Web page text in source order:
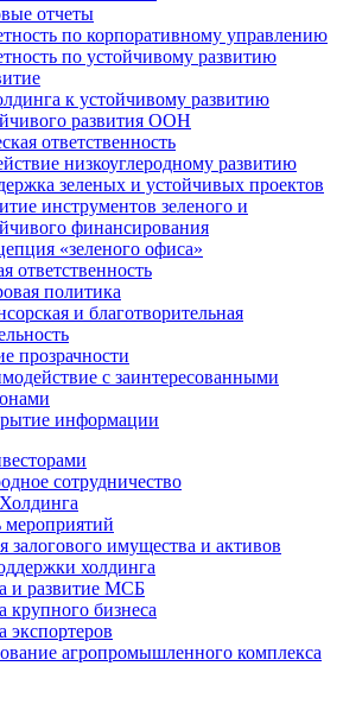
отчеты
по корпоративному управлению
по устойчивому развитию
к устойчивому развитию
развития ООН
ответственность
низкоуглеродному развитию
зеленых и устойчивых проектов
инструментов зеленого и
финансирования
«зеленого офиса»
ответственность
политика
и благотворительная
прозрачности
с заинтересованными
информации
сотрудничество
мероприятий
залогового имущества и активов
холдинга
и развитие МСБ
крупного бизнеса
экспортеров
агропромышленного комплекса